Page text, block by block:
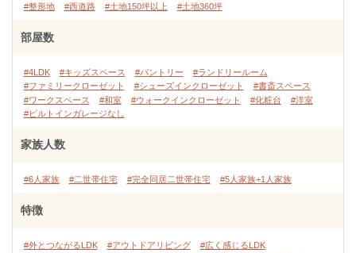
#整形地 #西道路 #土地150坪以上 #土地360坪
部屋数
#4LDK #キッズスペース #パントリー
#ランドリールーム
#ファミリークローゼット
#シューズインクローゼット
#書斎スペース
#ワークスペース
#和室 #ウォークインクローゼット #化粧台
#洋室
#ビルトインガレージなし
家族人数
#6人家族 #二世帯住宅 #完全同居二世帯住宅 #5人家族+1人家族
特徴
#外とつながるLDK #アウトドアリビング
#広く感じるLDK